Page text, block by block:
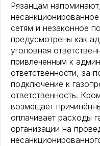
Рязанцам
сетям и незаконное
предусмотрены как
уголовная
привлеченным к
ответственности, за
подключение к
ответственность.
возмещает
оплачивает расходы
организации на